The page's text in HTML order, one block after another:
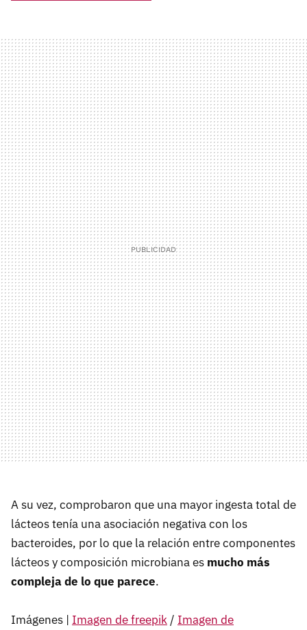
A su vez, comprobaron que una mayor ingesta total de
lácteos tenía una asociación negativa con los
bacteroides, por lo que la relación entre componentes
lácteos y composición microbiana es mucho más
compleja de lo que parece.
Imágenes | Imagen de freepik / Imagen de